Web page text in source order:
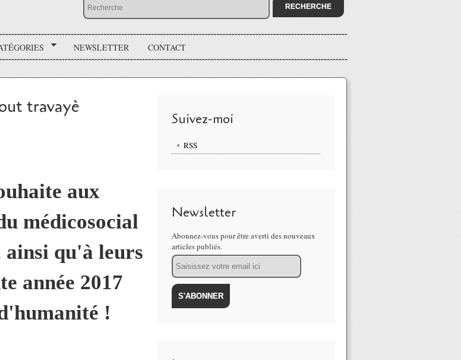
NEWSLETTER CONTACT
travayè
aux
médicosocial
qu'à leurs
année 2017
!
Suivez-moi
RSS
Newsletter
Abonnez-vous pour être averti des nouveaux
articles publiés.
Email